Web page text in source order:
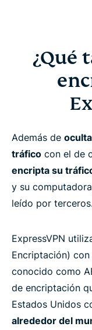
Descargue
Preguntas
Conozca más
¿Listo para
¿Qué
Además de
tráfico con el de
encripta su
y su
leído por terceros.
ExpressVPN
Encriptación)
conocido como
de encriptación
Estados Unidos
alrededor del